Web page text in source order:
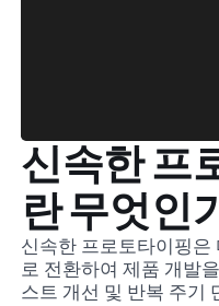
신속한 프
란 무엇인
신속한 프로토타이핑은
로 전환하여 제품 개발
스트 개선 및 반복 주기